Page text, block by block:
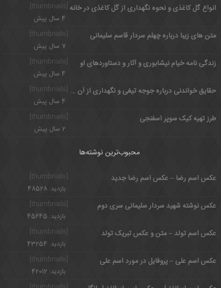
[thumbnails] انواع گل کاغذی و نحوه نگهداری از گل کاغذی در خانه
4 سال پیش
متن های زیبا درباره چهلم سردار قاسم سلیمانی
7 سال پیش
[thumbnails]
زندگی نامه خیام نیشابوری و آثار و دستاوردهای او
4 سال پیش
حقایق خواندنی درباره جوجه تیغی و نگهداری از آن در خانه
4 سال پیش
طرز تهیه کیک سوپر اسفنجی
2 سال پیش
محبوب‌ترین نوشته‌ها
عکس اسم رضا – عکس اسم رضا جدید
بازدید: 48528
[thumbnails]
عکس نوشته شهید سردار سلیمانی سری دوم
بازدید: 45645
عکس اسم تولد – متن و عکس تبریک تولد
بازدید: 43254
عکس اسم علی – پروفایل در مورد اسم علی
بازدید: 42012